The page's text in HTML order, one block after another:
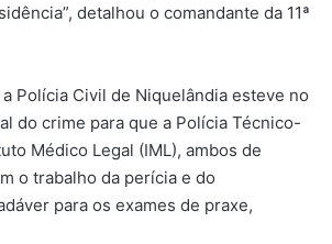
detalhou o comandante da 11ª
Polícia Civil de Niquelândia esteve no
do crime para que a Polícia Técnico-
Médico Legal (IML), ambos de
o trabalho da perícia e do
para os exames de praxe,